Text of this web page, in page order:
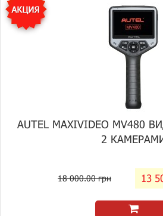
AUTEL MAXIVIDEO MV480
2
18 000.00 грн 13